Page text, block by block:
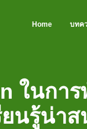
Home บทค
ในกา
ยนรู้น่า